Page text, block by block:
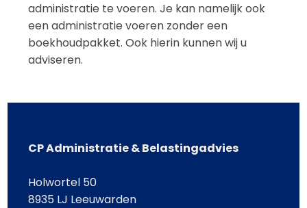
administratie te voeren. Je kan namelijk ook
een administratie voeren zonder een
boekhoudpakket. Ook hierin kunnen wij u
adviseren.
CP Administratie & Belastingadvies
Holwortel 50
8935 LJ Leeuwarden